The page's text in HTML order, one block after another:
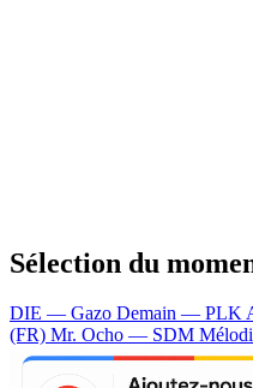
Sélection du
DIE — Gazo Demain — PLK
(FR) Mr. Ocho — SDM